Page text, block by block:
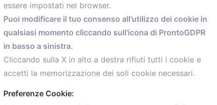
Home
Servizi
Convenzioni
Voce delle Nostre aziende
Informazioni Ex L. 124/2017
News
personalCaf
essere impostati nel browser.
Puoi modificare il tuo consenso all'utilizzo dei cookie in
qualsiasi momento cliccando sull'icona di ProntoGDPR
in basso a sinistra.
Cliccando sulla X in alto a destra rifiuti tutti i cookie e
accetti la memorizzazione dei soli cookie necessari.
Preferenze Cookie: